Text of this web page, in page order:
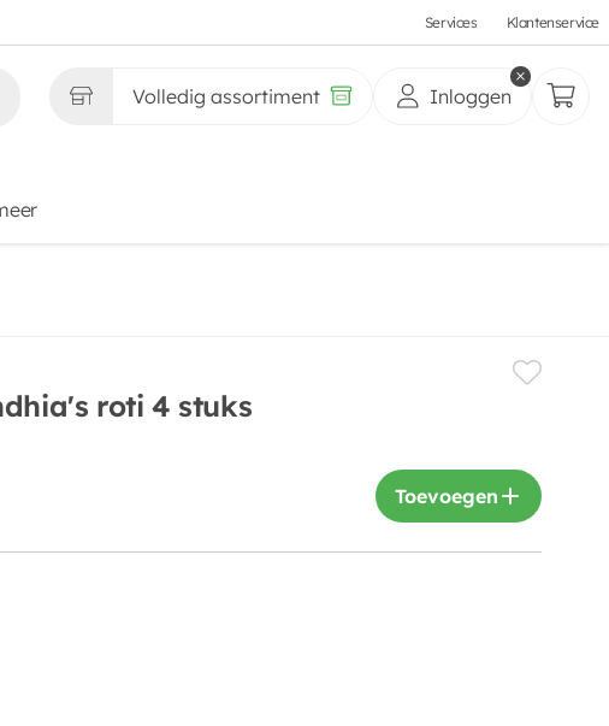
Services Klantenservice
Volledig assortiment Inloggen
roti 4 stuks
Toevoegen